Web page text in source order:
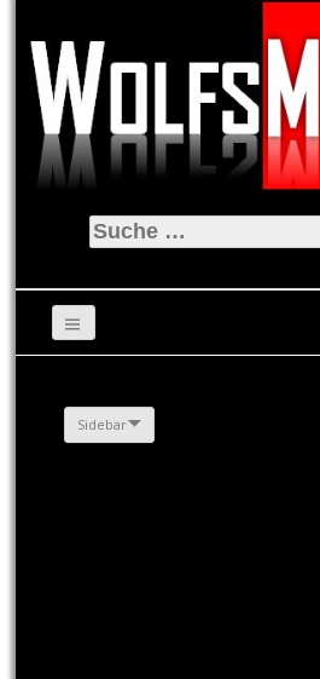
Suche
nach:
Sidebar